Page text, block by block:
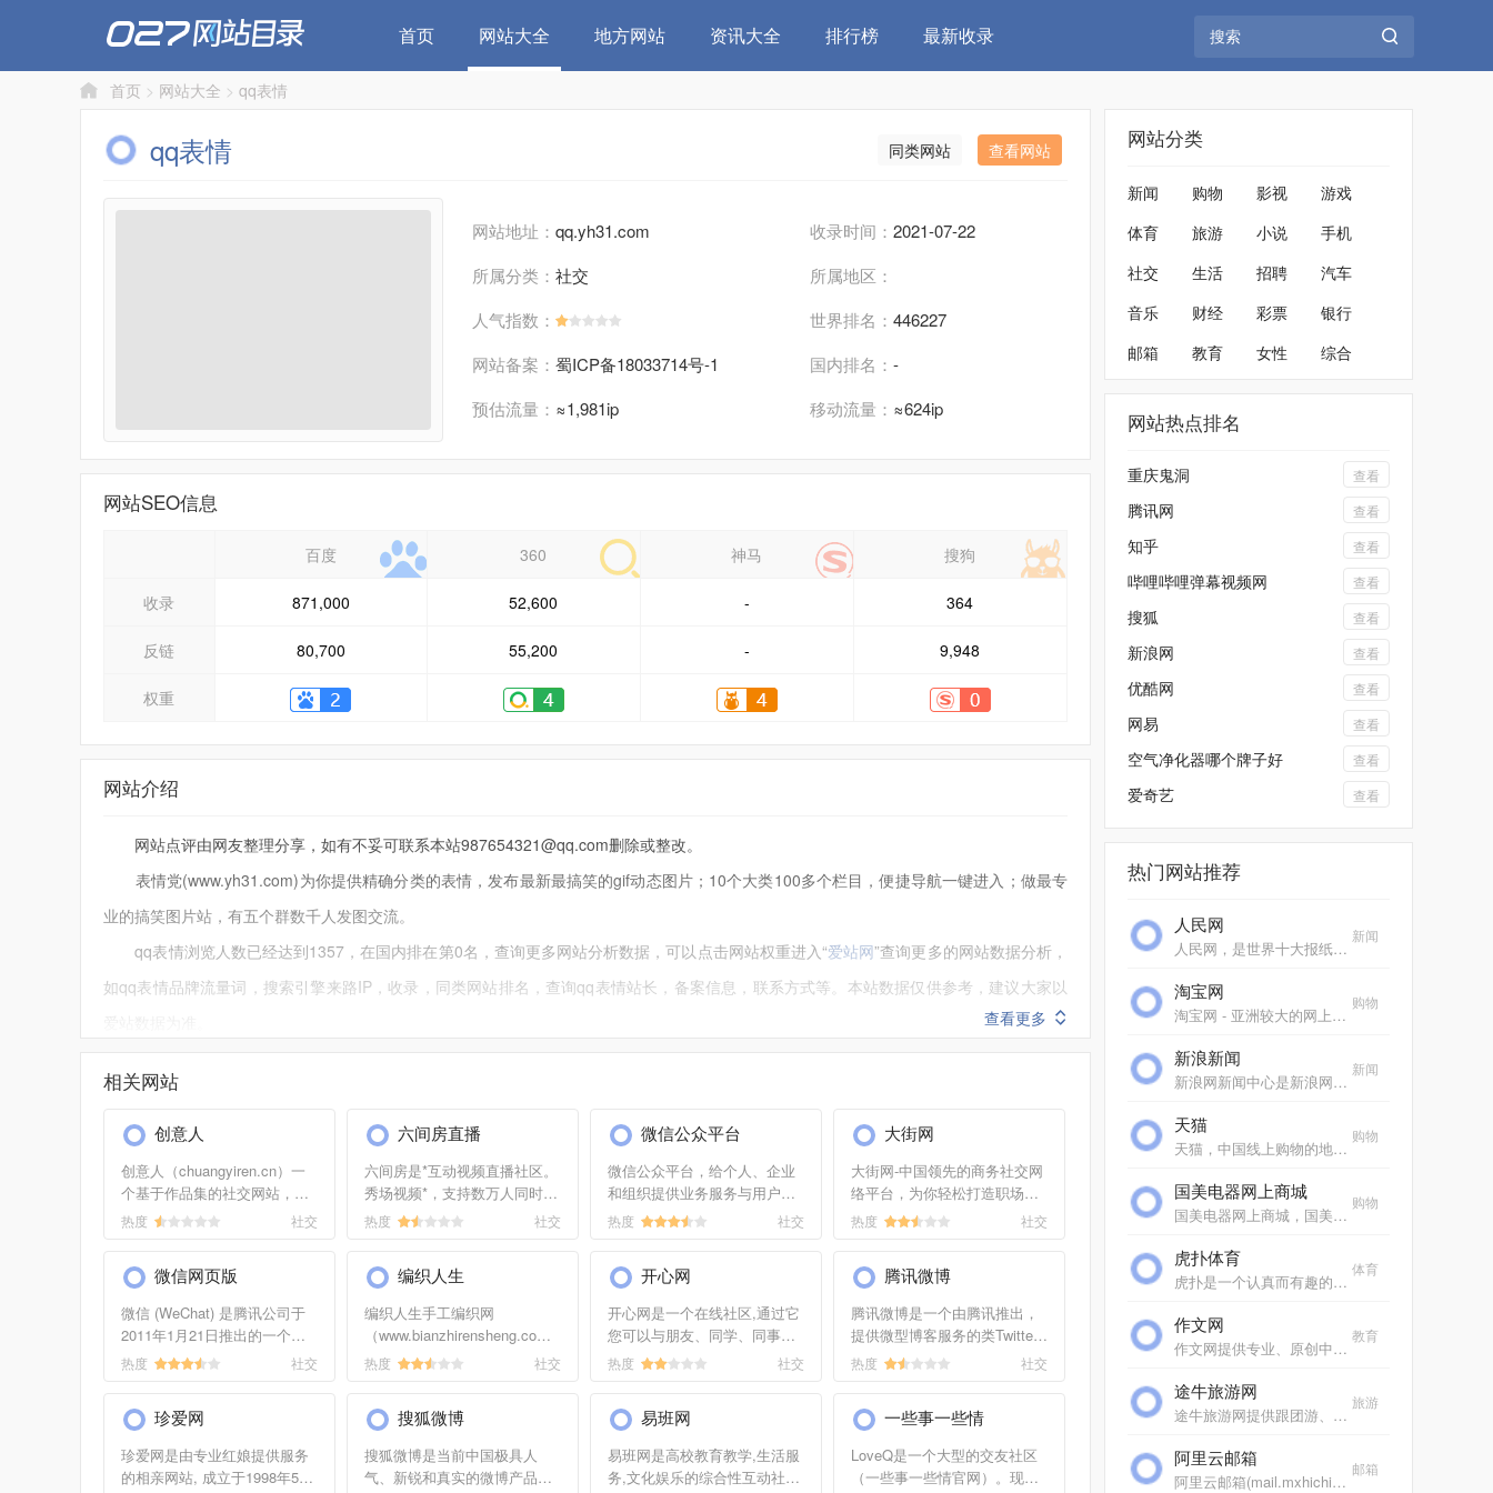
首页 网站大全 地方网站 资讯大全 排行榜 最新收录
首页 > 网站大全 > qq表情
qq表情 同类网站 查看网站
网站地址： qq.yh31.com 收录时间： 2021-07-22
所属分类： 社交
所属地区：
人气指数：
世界排名： 446227
网站备案： 蜀ICP备18033714号-1 国内排名： -
预估流量： ≈1,981ip 移动流量： ≈624ip
网站SEO信息
百度 360 神马 搜狗
收录 871,000 52,600 - 364
反链 80,700 55,200 - 9,948
权重
网站介绍
网站点评由网友整理分享，如有不妥可联系本站987654321@qq.com删除或整改。
表情党(www.yh31.com)为你提供精确分类的表情，发布最新最搞笑的gif动态图片；10个大类100多个栏目，便捷导航一键进入；做最专
业的搞笑图片站，有五个群数千人发图交流。
qq表情浏览人数已经达到1357，在国内排在第0名，查询更多网站分析数据，可以点击网站权重进入“爱站网”查询更多的网站数据分析，
如qq表情品牌流量词，搜索引擎来路IP，收录，同类网站排名，查询qq表情站长，备案信息，联系方式等。本站数据仅供参考，建议大家以
查看更多
相关网站
创意人
创意人（chuangyiren.cn）一
个基于作品集的社交网站，为
创意人才和企业的搭建沟通桥
活、找合作者；机构用户：挖
掘作...
热度 社交
六间房直播
六间房是*互动视频直播社区。
秀场视频*，支持数万人同时在
线视频聊天、在线k歌跳舞、视
热度 社交
微信公众平台
微信公众平台，给个人、企业
和组织提供业务服务与用户管
理能力的全新服务平台。
热度 社交
大街网
大街网-中国领先的商务社交网
络平台，为你轻松打造职场形
象、拓展职业人脉、挖掘商业
热度 社交
微信网页版
微信 (WeChat) 是腾讯公司于
2011年1月21日推出的一个为
智能终端提供即时通讯服务的
过网络快速发送免费（需消耗
少量网...
热度 社交
编织人生
编织人生手工编织网
（www.bianzhirensheng.com）
提供时尚毛衣编织教程，钩针
儿童毛衣织法，diy手工制作俱
乐部，十字...
热度 社交
开心网
开心网是一个在线社区,通过它
您可以与朋友、同学、同事、
家人保持更紧密的联系,及时了
热度 社交
腾讯微博
腾讯微博是一个由腾讯推出，
提供微型博客服务的类Twitter
网站。用140个字记录生活中的
更可以结识志同道合的朋友，
聊...
热度 社交
珍爱网
珍爱网是由专业红娘提供服务
的相亲网站, 成立于1998年5
搜狐微博
搜狐微博是当前中国极具人
气、新锐和真实的微博产品。
易班网
易班网是高校教育教学,生活服
务,文化娱乐的综合性互动社
一些事一些情
LoveQ是一个大型的交友社区
（一些事一些情官网）。现主
网站分类
新闻 购物 影视
游戏
体育
旅游 小说
手机
社交
生活 招聘
汽车
音乐
财经 彩票
银行
邮箱
教育 女性 综合
网站热点排名
重庆鬼洞 查看
腾讯网 查看
知乎 查看
哔哩哔哩弹幕视频网 查看
搜狐 查看
新浪网 查看
优酷网 查看
网易 查看
空气净化器哪个牌子好 查看
爱奇艺 查看
热门网站推荐
人民网
人民网，是世界十大报纸之一《人民日报》建设的以新闻为主的大型网上信息发布平台，也是互联网上最大的中文和多语种新闻网站之一。作为国家重点新闻网站，人民网以新闻报道...
新闻
淘宝网
淘宝网 - 亚洲较大的网上交易平台，提供各类服饰、美容、家居、数码、话费/点卡充值… 数亿优质商品，同时提供担保交易(先收货后付款)等安全交易保障服务，并由商家提供退货...
购物
新浪新闻
新浪网新闻中心是新浪网重要的频道之一，24小时滚动报道国内、国际及社会新闻。每日编发新闻数以万计。
新闻
天猫
天猫，中国线上购物的地标网站，亚洲超大的综合性购物平台，拥有10万多品牌商家。每日发布大量国内外商品！正品网购，上天猫！天猫千万大牌正品,品类全，一站购，支付安全，...
购物
国美电器网上商城
国美电器网上商城，国美电器唯一官方网上商城，中国领先的专业家电网购平台。全球品牌电视、洗衣机、电脑、手机、数码、空调、电脑配件、生活电器、网络产品等正品行货，更...
购物
虎扑体育
虎扑是一个认真而有趣的社区，每天有众多jrs在虎扑分享自己对篮球、足球、游戏电竞、运动装备、影视、汽车、数码、情感等一切人和事的见解，热闹、真实、有温度。
体育
作文网
作文网提供专业、原创中小学生作文，包括中考满分作文、高考满分作文、零分作文、优秀作文大全、作文素材、作文辅导、英语作文等，欢迎踊跃投稿。
教育
途牛旅游网
途牛旅游网提供跟团游、自助游、邮轮旅游、自驾游、定制游以及景点门票预订、机票预订、火车票预订服务,还有牛人专线、首付出发旅游等品质高端、价格实惠的旅游路线.全年有...
旅游
阿里云邮箱
阿里云邮箱(mail.mxhichina.com)是专业云端邮箱,安全稳定,全球畅通。支持3g超大附件,垃圾邮件拦截率超过99%,阿里云邮邮件客户端,手机邮箱,支持安卓、ios邮箱收发服务,支持代收163邮箱,邮箱,gmail,hotmail,雅虎邮箱,139邮箱、新浪邮箱等。
邮箱